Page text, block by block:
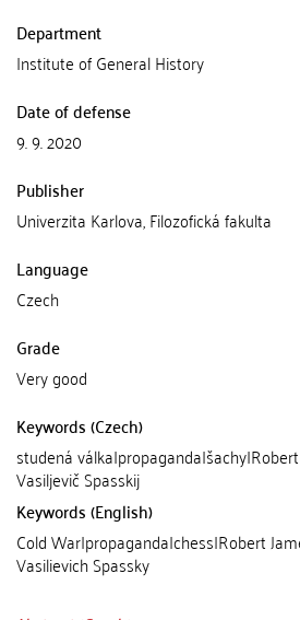
Department
Institute of General History
Date of defense
9. 9. 2020
Publisher
Univerzita Karlova, Filozofická fakulta
Language
Czech
Grade
Very good
Keywords (Czech)
studená
Vasiljevič Spasskij
Keywords (English)
Cold War|propaganda|chess|Robert
Vasilievich Spassky